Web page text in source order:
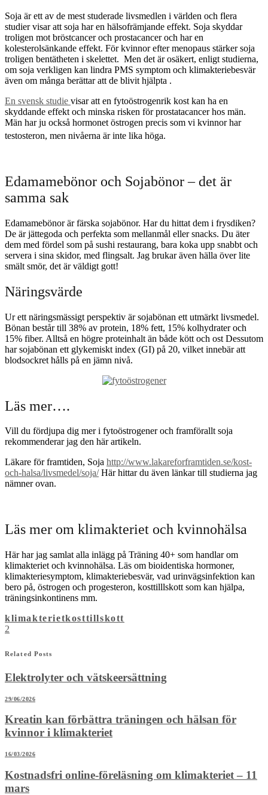
Soja är ett av de mest studerade livsmedlen i världen och flera
studier visar att soja har en hälsofrämjande effekt. Soja skyddar
troligen mot bröstcancer och prostacancer och har en
kolesterolsänkande effekt. För kvinnor efter menopaus stärker soja
troligen bentätheten i skelettet. Men det är osäkert, enligt studierna,
om soja verkligen kan lindra PMS symptom och klimakteriebesvär
även om många berättar att de blivit hjälpta .
En svensk studie visar att en fytoöstrogenrik kost kan ha en
skyddande effekt och minska risken för prostatacancer hos män.
Män har ju också hormonet östrogen precis som vi kvinnor har
testosteron, men nivåerna är inte lika höga.
Edamamebönor och Sojabönor – det är
samma sak
Edamamebönor är färska sojabönor. Har du hittat dem i frysdiken?
De är jättegoda och perfekta som mellanmål eller snacks. Du äter
dem med fördel som på sushi restaurang, bara koka upp snabbt och
servera i sina skidor, med flingsalt. Jag brukar även hälla över lite
smält smör, det är väldigt gott!
Näringsvärde
Ur ett näringsmässigt perspektiv är sojabönan ett utmärkt livsmedel.
Bönan består till 38% av protein, 18% fett, 15% kolhydrater och
15% fiber. Alltså en högre proteinhalt än både kött och ost Dessutom
har sojabönan ett glykemiskt index (GI) på 20, vilket innebär att
blodsockret hålls på en jämn nivå.
Läs mer….
Vill du fördjupa dig mer i fytoöstrogener och framförallt soja
rekommenderar jag den här artikeln.
Läkare för framtiden, Soja http://www.lakareforframtiden.se/kost-
och-halsa/livsmedel/soja/Här hittar du även länkar till studierna jag
nämner ovan.
Läs mer om klimakteriet och kvinnohälsa
Här har jag samlat alla inlägg på Träning 40+ som handlar om
klimakteriet och kvinnohälsa. Läs om bioidentiska hormoner,
klimakteriesymptom, klimakteriebesvär, vad urinvägsinfektion kan
bero på, östrogen och progesteron, kosttilllskott som kan hjälpa,
träningsinkontinens mm.
klimakterietkosttillskott
2
Related Posts
Elektrolyter och vätskeersättning
29/06/2026
Kreatin kan förbättra träningen och hälsan för
kvinnor i klimakteriet
16/03/2026
Kostnadsfri online-föreläsning om klimakteriet – 11
mars